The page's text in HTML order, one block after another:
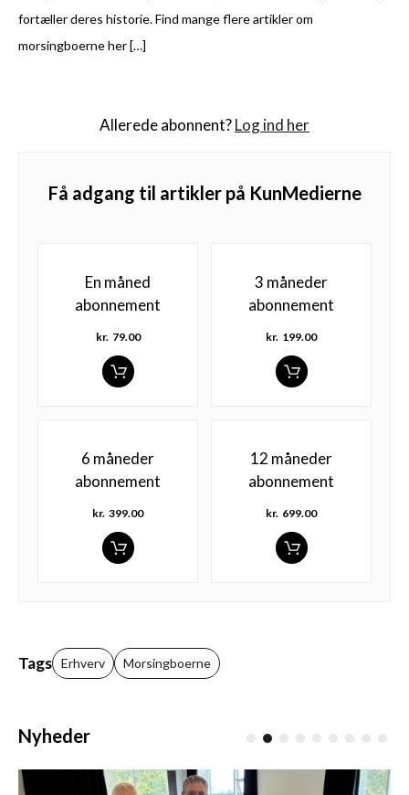
fortæller deres historie. Find mange flere artikler om
morsingboerne her […]
Allerede abonnent?Log ind her
Få adgang til artikler på KunMedierne
En måned
abonnement
kr. 79.00
3 måneder
abonnement
kr. 199.00
6 måneder
abonnement
kr. 399.00
12 måneder
abonnement
kr. 699.00
Tags Erhverv Morsingboerne
Nyheder